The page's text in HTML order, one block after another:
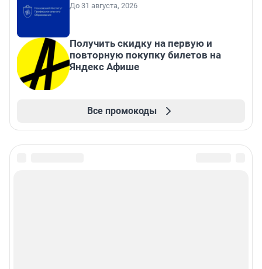
До 31 августа, 2026
Получить скидку на первую и
повторную покупку билетов на
Яндекс Афише
Все промокоды